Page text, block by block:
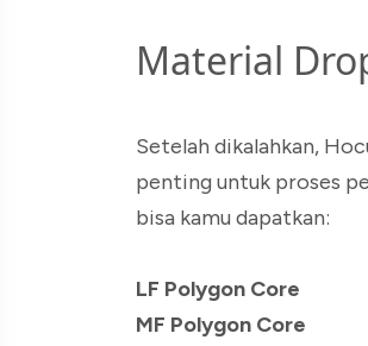
Material
Setelah dikalahkan,
penting untuk proses
bisa kamu dapatkan:
LF Polygon Core
MF Polygon Core